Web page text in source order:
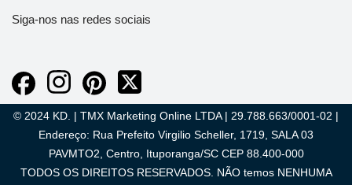
Siga-nos nas redes sociais
© 2024 KD. | TMX Marketing Online LTDA | 29.788.663/0001-02 |
Endereço: Rua Prefeito Virgilio Scheller, 1719, SALA 03
PAVMTO2, Centro, Ituporanga/SC CEP 88.400-000
TODOS OS DIREITOS RESERVADOS. NÃO temos NENHUMA